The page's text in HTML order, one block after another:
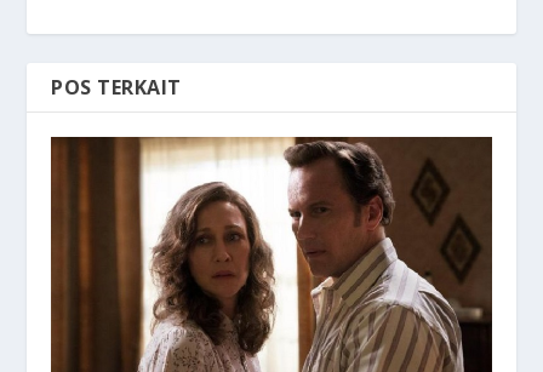
POS TERKAIT